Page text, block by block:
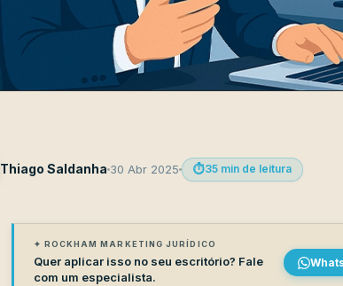
Thiago Saldanha 30 Abr 2025 ⏱️35 min de leitura
✦ ROCKHAM MARKETING JURÍDICO
Quer aplicar isso no seu escritório? Fale
com um especialista.